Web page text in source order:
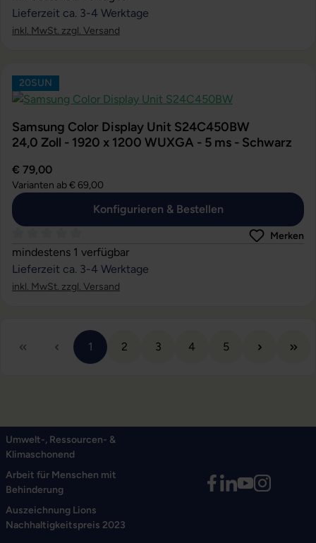
Lieferzeit ca. 3-4 Werktage
inkl. MwSt. zzgl. Versand
20SUN
Samsung Color Display Unit S24C450BW
24,0 Zoll - 1920 x 1200 WUXGA - 5 ms - Schwarz
€ 79,00
Varianten ab€ 69,00
Konfigurieren & Bestellen
Durchschnittliche Bewertung von 0 von 5 Sternen
Merken
mindestens 1 verfügbar
Lieferzeit ca. 3-4 Werktage
inkl. MwSt. zzgl. Versand
Seite
1 Seite
2 Seite
3 Seite
4 Seite
5
Umwelt-, Ressourcen- &
Klimaschonend
Arbeit für Menschen mit
Behinderung
Auszeichnung Lions
Nachhaltigkeitspreis 2023